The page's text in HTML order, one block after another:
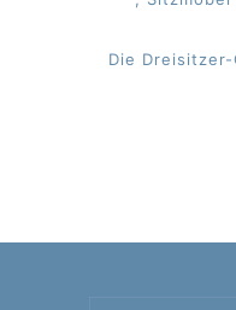
Die Dreisitzer-